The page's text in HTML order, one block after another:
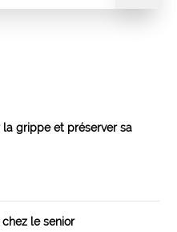
la grippe et préserver sa
le senior